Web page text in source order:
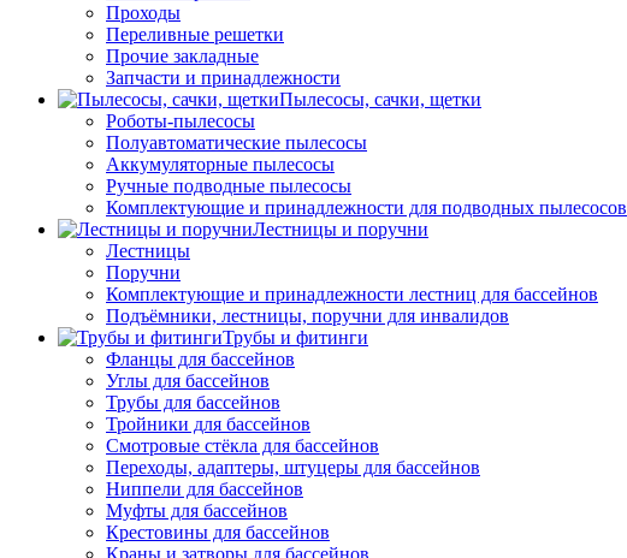
Проходы
Переливные решетки
Прочие закладные
Запчасти и принадлежности
Пылесосы, сачки, щетки
Роботы-пылесосы
Полуавтоматические пылесосы
Аккумуляторные пылесосы
Ручные подводные пылесосы
Комплектующие и принадлежности для подводных пылесосов
Лестницы и поручни
Лестницы
Поручни
Комплектующие и принадлежности лестниц для бассейнов
Подъёмники, лестницы, поручни для инвалидов
Трубы и фитинги
Фланцы для бассейнов
Углы для бассейнов
Трубы для бассейнов
Тройники для бассейнов
Смотровые стёкла для бассейнов
Переходы, адаптеры, штуцеры для бассейнов
Ниппели для бассейнов
Муфты для бассейнов
Крестовины для бассейнов